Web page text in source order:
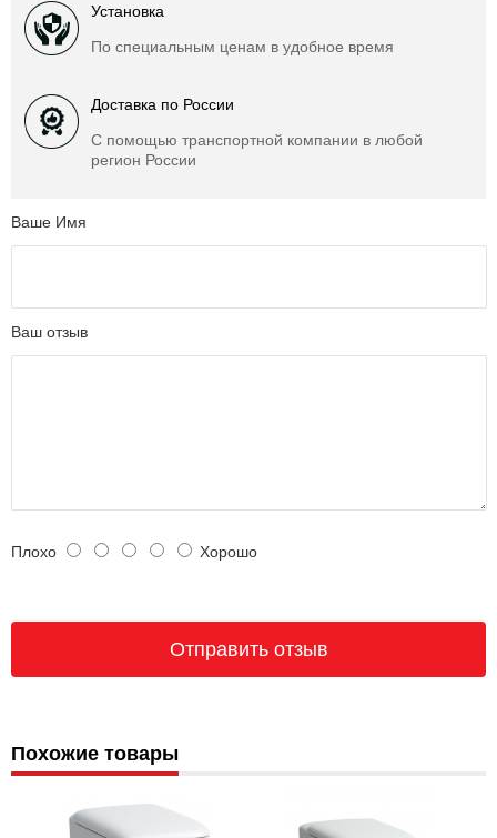
Установка
По специальным ценам в удобное время
Доставка по России
С помощью транспортной компании в любой
регион России
Ваше Имя
Ваш отзыв
Плохо Хорошо
Похожие товары